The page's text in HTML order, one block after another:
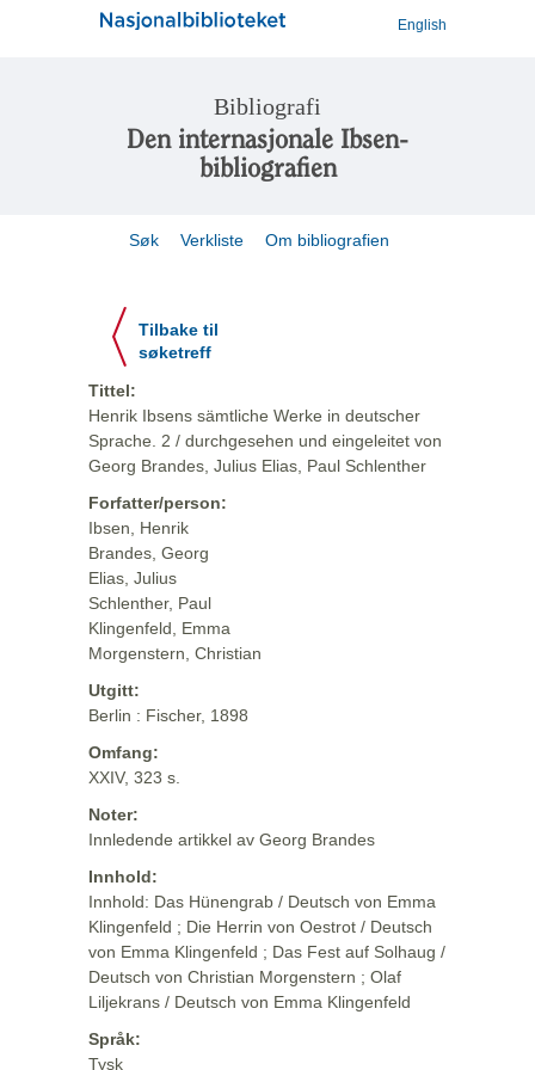
English
Bibliografi
Den internasjonale Ibsen-
bibliografien
Søk Verkliste Om bibliografien
Tilbake til
søketreff
Tittel:
Henrik Ibsens sämtliche Werke in deutscher
Sprache. 2 / durchgesehen und eingeleitet von
Georg Brandes, Julius Elias, Paul Schlenther
Forfatter/person:
Ibsen, Henrik
Brandes, Georg
Elias, Julius
Schlenther, Paul
Klingenfeld, Emma
Morgenstern, Christian
Utgitt:
Berlin : Fischer, 1898
Omfang:
XXIV, 323 s.
Noter:
Innledende artikkel av Georg Brandes
Innhold:
Innhold: Das Hünengrab / Deutsch von Emma
Klingenfeld ; Die Herrin von Oestrot / Deutsch
von Emma Klingenfeld ; Das Fest auf Solhaug /
Deutsch von Christian Morgenstern ; Olaf
Liljekrans / Deutsch von Emma Klingenfeld
Språk:
Tysk